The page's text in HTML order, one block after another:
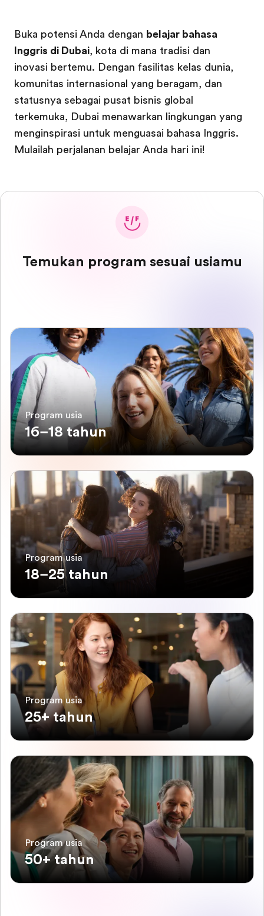
Buka potensi Anda dengan belajar bahasa
Inggris di Dubai, kota di mana tradisi dan
inovasi bertemu. Dengan fasilitas kelas dunia,
komunitas internasional yang beragam, dan
statusnya sebagai pusat bisnis global
terkemuka, Dubai menawarkan lingkungan yang
menginspirasi untuk menguasai bahasa Inggris.
Mulailah perjalanan belajar Anda hari ini!
Temukan program sesuai usiamu
Program usia
16–18 tahun
Program usia
18–25 tahun
Program usia
25+ tahun
Program usia
50+ tahun